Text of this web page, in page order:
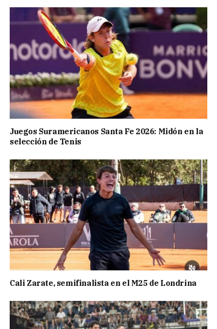
Juegos Suramericanos Santa Fe 2026: Midón en la
selección de Tenis
Cali Zarate, semifinalista en el M25 de Londrina